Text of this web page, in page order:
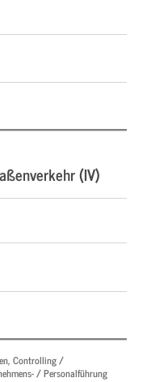
(IV)
Controlling /
/ Personalführung